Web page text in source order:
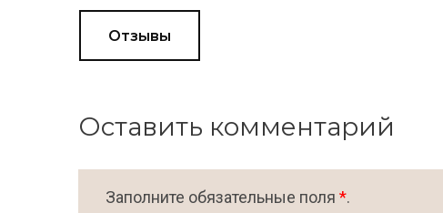
Отзывы
Оставить комментарий
Заполните обязательные поля *.